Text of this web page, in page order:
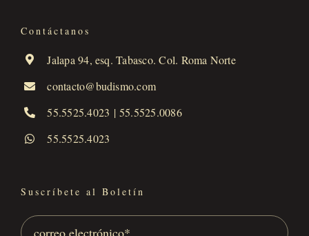
Contáctanos
Jalapa 94, esq. Tabasco. Col. Roma Norte
contacto@budismo.com
55.5525.4023 | 55.5525.0086
55.5525.4023
Suscríbete al Boletín